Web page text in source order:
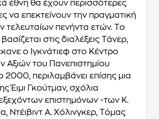
έθνη θα έχουν περισσότερες
να επεκτείνουν την πραγματική
τελευταίων πενήντα ετών. Tο
στις διαλέξεις Tάνερ,
ο Iγκνάτιεφ στο Kέντρο
Aξιών του Πανεπιστημίου
2000, περιλαμβάνει επίσης μια
Έιμι Γκούτμαν, σχόλια
επιστημόνων -των K.
Nτέιβιντ A. Xόλινγκερ, Tόμας